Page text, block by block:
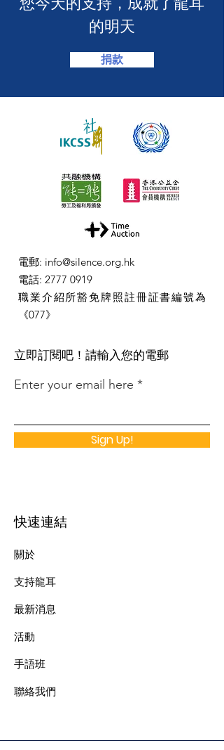
的明天
捐款
電郵: info@silence.org.hk
電話: 2777 0919
職業介紹所豁免牌照註冊証書編號為
《077》
​立即訂閱吧！請輸入您的電郵
Enter your email here
Sign Up!
快速連結
關於
支持龍耳
最新消息
​活動
手語班
​聯絡我們